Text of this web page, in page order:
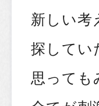
新しい考
探してい
思っても